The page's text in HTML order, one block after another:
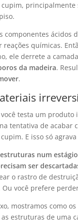
principalmente
componentes ácidos
reações químicas.
ele derrete a
da madeira.
.
testa um produto
tentativa de acabar
E isso só
estruturas num
ser
o rastro de
você prefere
mostramos como
estruturas de uma